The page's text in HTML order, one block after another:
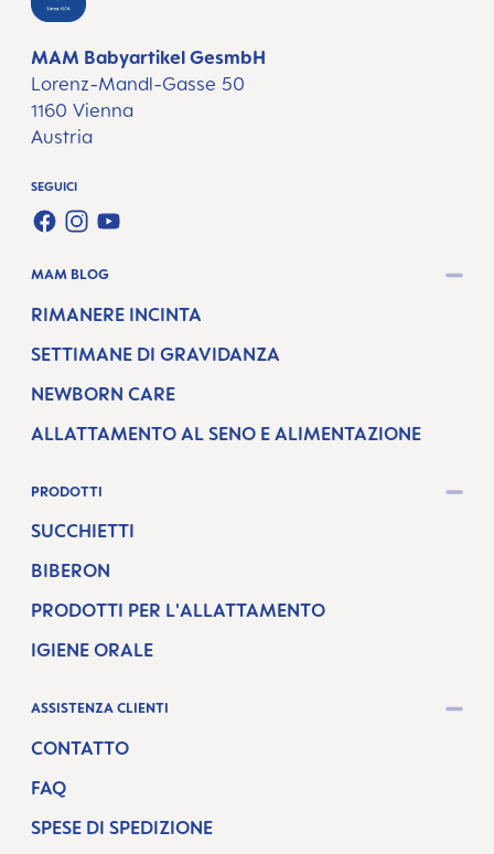
MAM Babyartikel GesmbH
Lorenz-Mandl-Gasse 50
1160 Vienna
Austria
SEGUICI
FACEBOOK
INSTAGRAM
YOUTUBE
MAM BLOG
RIMANERE INCINTA
SETTIMANE DI GRAVIDANZA
NEWBORN CARE
ALLATTAMENTO AL SENO E ALIMENTAZIONE
PRODOTTI
SUCCHIETTI
BIBERON
PRODOTTI PER L'ALLATTAMENTO
IGIENE ORALE
ASSISTENZA CLIENTI
CONTATTO
FAQ
SPESE DI SPEDIZIONE